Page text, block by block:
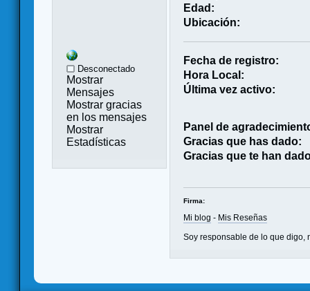
Desconectado
Mostrar
Mensajes
Mostrar gracias
en los mensajes
Mostrar
Estadísticas
Edad:
Ubicación:
Fecha de registro:
Hora Local:
Última vez activo:
Panel de
Gracias que has dado:
Gracias que te han
Firma:
Mi blog - Mis Reseñas
Soy responsable de lo que digo,